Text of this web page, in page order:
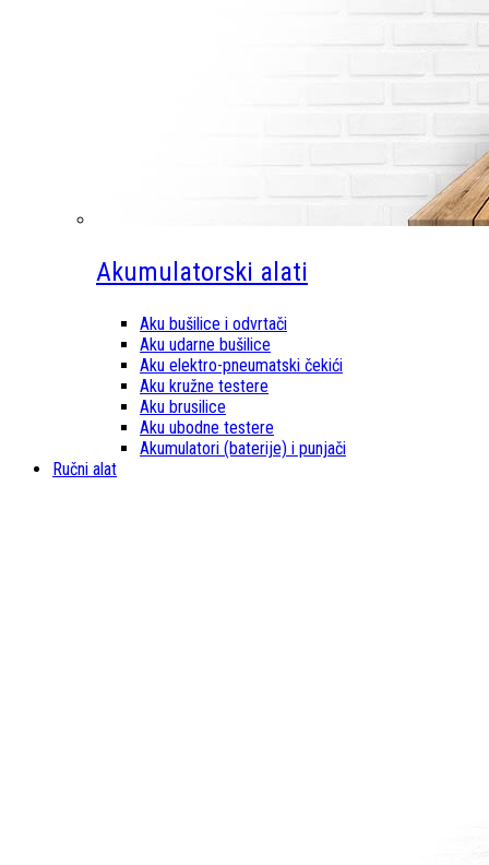
Akumulatorski alati
Aku bušilice i odvrtači
Aku udarne bušilice
Aku elektro-pneumatski čekići
Aku kružne testere
Aku brusilice
Aku ubodne testere
Akumulatori (baterije) i punjači
Ručni alat